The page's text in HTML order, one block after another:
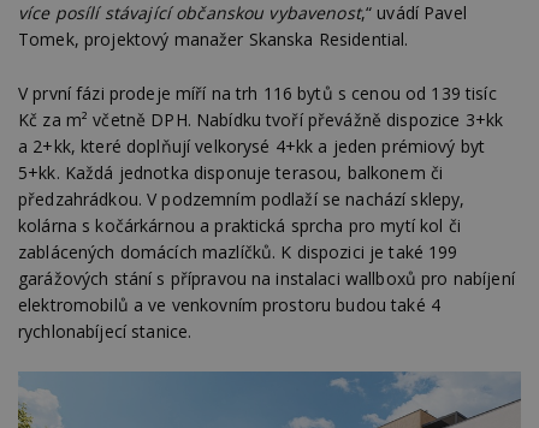
více posílí stávající občanskou vybavenost,“ uvádí Pavel
Tomek, projektový manažer Skanska Residential.
V první fázi prodeje míří na trh 116 bytů s cenou od 139 tisíc
Kč za m² včetně DPH. Nabídku tvoří převážně dispozice 3+kk
a 2+kk, které doplňují velkorysé 4+kk a jeden prémiový byt
5+kk. Každá jednotka disponuje terasou, balkonem či
předzahrádkou. V podzemním podlaží se nachází sklepy,
kolárna s kočárkárnou a praktická sprcha pro mytí kol či
zablácených domácích mazlíčků. K dispozici je také 199
garážových stání s přípravou na instalaci wallboxů pro nabíjení
elektromobilů a ve venkovním prostoru budou také 4
rychlonabíjecí stanice.